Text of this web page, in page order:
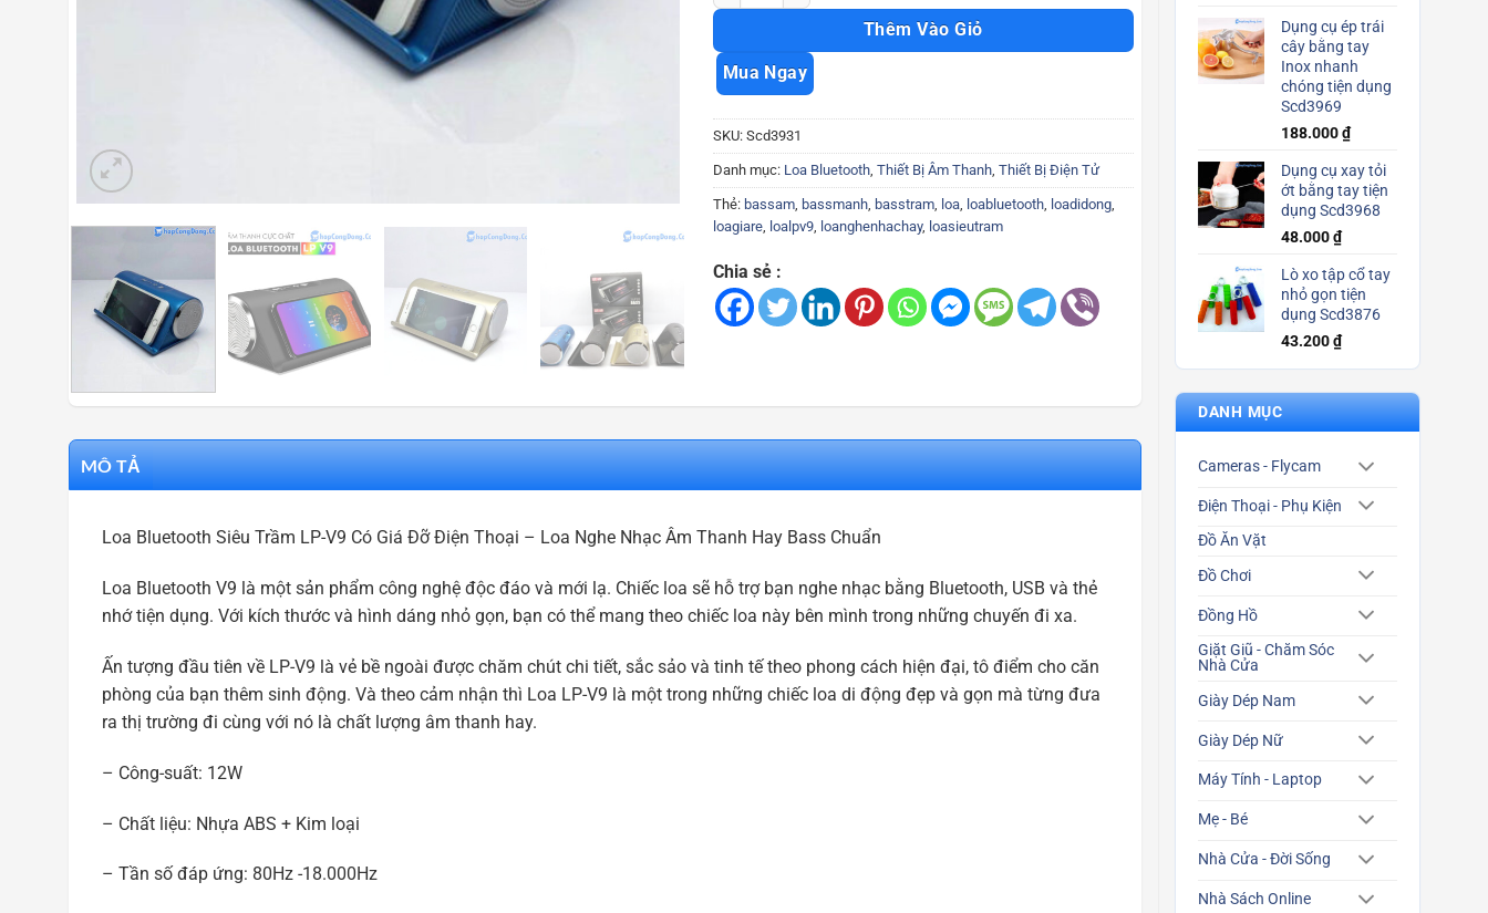
Dụng cụ ép trái
cây bằng tay
Inox nhanh
chóng tiện dụng
Scd3969
188.000₫
Dụng cụ xay tỏi
ớt bằng tay tiện
dụng Scd3968
48.000₫
Lò xo tập cổ tay
nhỏ gọn tiện
dụng Scd3876
43.200₫
DANH MỤC
Cameras - Flycam
Điện Thoại - Phụ Kiện
Đồ Ăn Vặt
Đồ Chơi
Đồng Hồ
Giặt Giũ - Chăm Sóc
Nhà Cửa
Giày Dép Nam
Giày Dép Nữ
Máy Tính - Laptop
Mẹ - Bé
Nhà Cửa - Đời Sống
Nhà Sách Online
Thêm Vào Giỏ
Mua Ngay
SKU: Scd3931
Danh mục: Loa Bluetooth, Thiết Bị Âm Thanh, Thiết Bị Điện Tử
Thẻ: bassam, bassmanh, basstram, loa, loabluetooth, loadidong,
loagiare, loalpv9, loanghenhachay, loasieutram
Chia sẻ :
MÔ TẢ
Loa Bluetooth Siêu Trầm LP-V9 Có Giá Đỡ Điện Thoại – Loa Nghe Nhạc Âm Thanh Hay Bass Chuẩn
Loa Bluetooth V9 là một sản phẩm công nghệ độc đáo và mới lạ. Chiếc loa sẽ hỗ trợ bạn nghe nhạc bằng Bluetooth, USB và thẻ
nhớ tiện dụng. Với kích thước và hình dáng nhỏ gọn, bạn có thể mang theo chiếc loa này bên mình trong những chuyến đi xa.
Ấn tượng đầu tiên về LP-V9 là vẻ bề ngoài được chăm chút chi tiết, sắc sảo và tinh tế theo phong cách hiện đại, tô điểm cho căn
phòng của bạn thêm sinh động. Và theo cảm nhận thì Loa LP-V9 là một trong những chiếc loa di động đẹp và gọn mà từng đưa
ra thị trường đi cùng với nó là chất lượng âm thanh hay.
– Công-suất: 12W
– Chất liệu: Nhựa ABS + Kim loại
– Tần số đáp ứng: 80Hz -18.000Hz